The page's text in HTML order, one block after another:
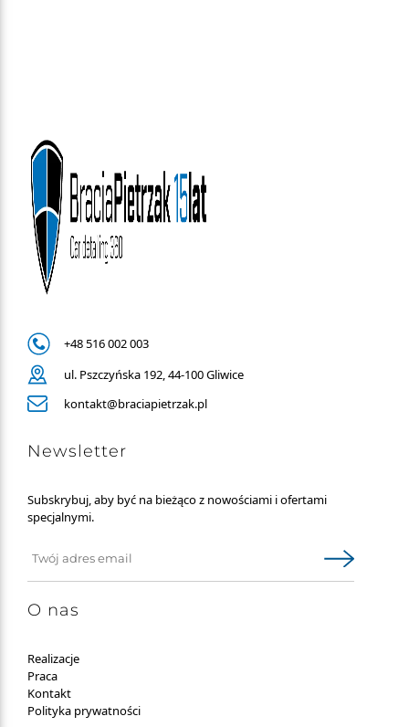
O nas
Realizacje
Praca
Kontakt
Polityka prywatności
Newsletter
Subskrybuj, aby być na bieżąco z nowościami i ofertami
specjalnymi.
+48 516 002 003
ul. Pszczyńska 192, 44-100 Gliwice
kontakt@braciapietrzak.pl